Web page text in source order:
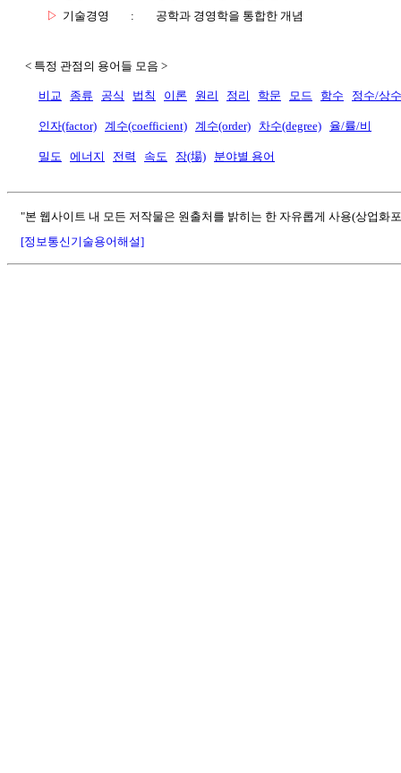
▷ 기술경영 : 공학과 경영학을 통합한 개념
< 특정 관점의 용어들 모음 >
비교 종류 공식 법칙 이론 원리 정리 학문 모드 함수 정수/상수
인자(factor) 계수(coefficient) 계수(order) 차수(degree) 율/률/비
밀도 에너지 전력 속도 장(場) 분야별 용어
"본 웹사이트 내 모든 저작물은 원출처를 밝히는 한 자유롭게 사용(상업화
[정보통신기술용어해설]